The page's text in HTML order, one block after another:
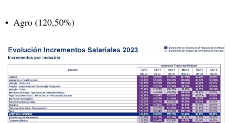
Agro (120,50%)